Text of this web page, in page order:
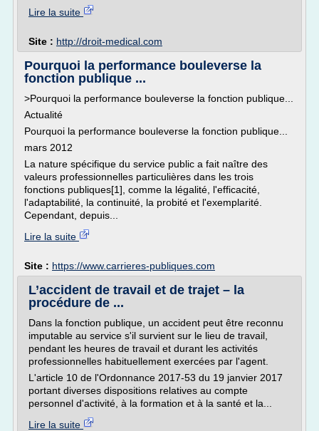
Lire la suite
Site : http://droit-medical.com
Pourquoi la performance bouleverse la
fonction publique ...
>Pourquoi la performance bouleverse la fonction publique...
Actualité
Pourquoi la performance bouleverse la fonction publique...
mars 2012
La nature spécifique du service public a fait naître des
valeurs professionnelles particulières dans les trois
fonctions publiques[1], comme la légalité, l'efficacité,
l'adaptabilité, la continuité, la probité et l'exemplarité.
Cependant, depuis...
Lire la suite
Site : https://www.carrieres-publiques.com
L’accident de travail et de trajet – la
procédure de ...
Dans la fonction publique, un accident peut être reconnu
imputable au service s'il survient sur le lieu de travail,
pendant les heures de travail et durant les activités
professionnelles habituellement exercées par l'agent.
L'article 10 de l'Ordonnance 2017-53 du 19 janvier 2017
portant diverses dispositions relatives au compte
personnel d'activité, à la formation et à la santé et la...
Lire la suite